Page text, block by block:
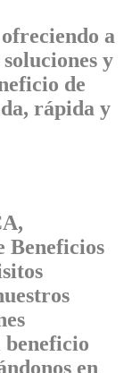
a
y
de
rápida y
Beneficios
beneficio
en